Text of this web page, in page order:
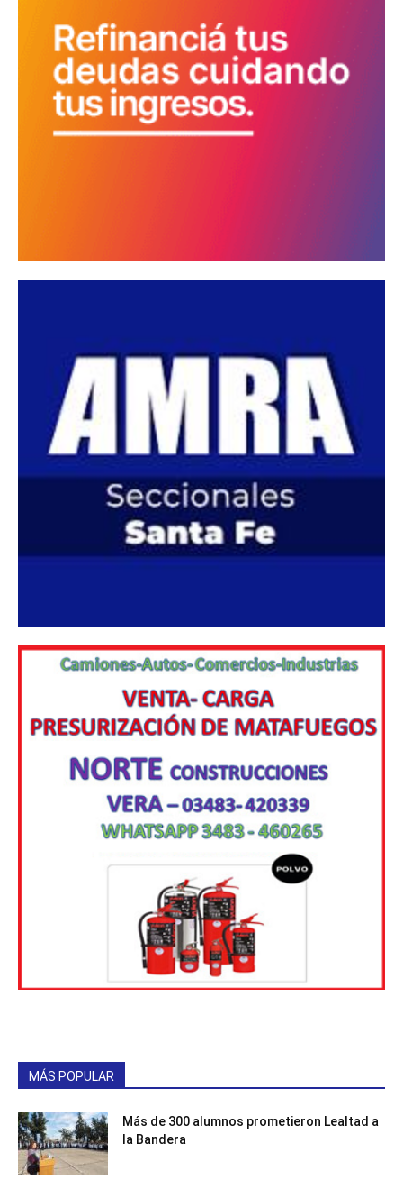
MÁS POPULAR
Más de 300 alumnos prometieron Lealtad a
la Bandera